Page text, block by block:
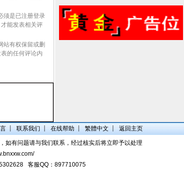
须是已注册登录
才能发表相关评
站有权保留或删
的任何评论内
┋ 联系我们 ┋ 在线帮助 ┋ 繁體中文 ┋ 返回主页
如有问题请与我们联系，经过核实后将立即予以处理
客服QQ：897710075